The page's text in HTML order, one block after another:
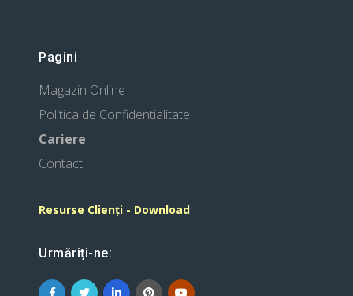
Pagini
Magazin Online
Politica de Confidentialitate
Cariere
Contact
Resurse Clienți - Download
Urmăriți-ne: